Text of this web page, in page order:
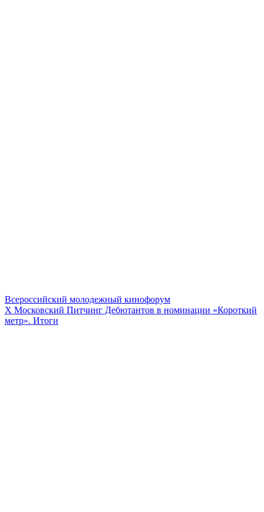
Всероссийский молодежный кинофорум
Х Московский Питчинг Дебютантов в номинации «Короткий
метр». Итоги